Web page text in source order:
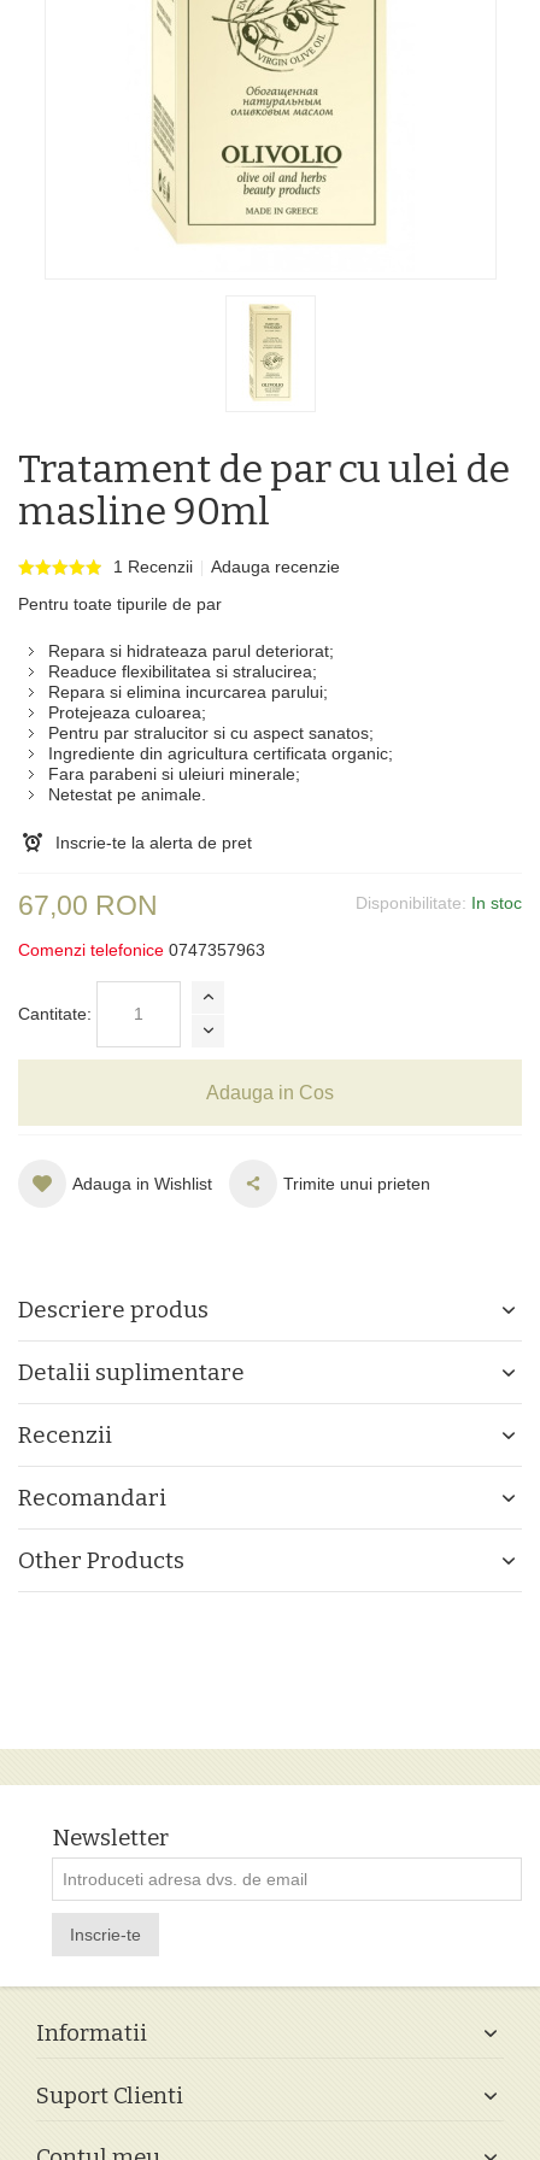
Tratament de par cu ulei de
masline 90ml
1 Recenzii
Adauga recenzie
Pentru toate tipurile de par
Repara si hidrateaza parul deteriorat;
Readuce flexibilitatea si stralucirea;
Repara si elimina incurcarea parului;
Protejeaza culoarea;
Pentru par stralucitor si cu aspect sanatos;
Ingrediente din agricultura certificata organic;
Fara parabeni si uleiuri minerale;
Netestat pe animale.
Inscrie-te la alerta de pret
Disponibilitate: In stoc
67,00 RON
Comenzi telefonice 0747357963
Cantitate:
Adauga in Cos
Adauga in Wishlist Trimite unui prieten
Descriere produs
Detalii suplimentare
Recenzii
Recomandari
Other Products
Newsletter
Inscrie-te
Informatii
Suport Clienti